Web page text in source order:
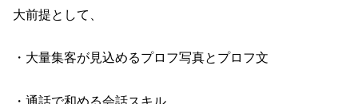
大前提として、
・大量集客が見込めるプロフ写真とプロフ文
・通話で和める会話スキル